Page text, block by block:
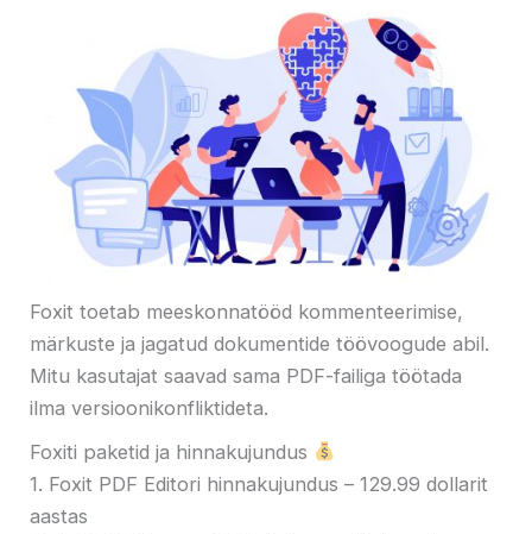
Foxit toetab meeskonnatööd kommenteerimise,
märkuste ja jagatud dokumentide töövoogude abil.
Mitu kasutajat saavad sama PDF-failiga töötada
ilma versioonikonfliktideta.
Foxiti paketid ja hinnakujundus
1. Foxit PDF Editori hinnakujundus – 129.99 dollarit
aastas